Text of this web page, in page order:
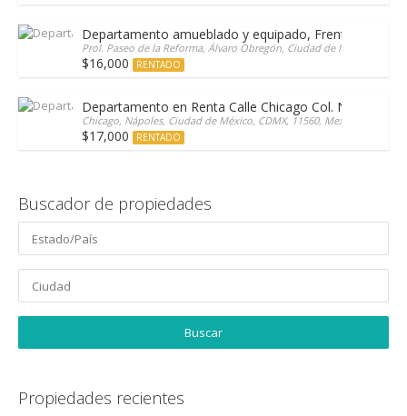
Departamento amueblado y equipado, Frente a Patio
Prol. Paseo de la Reforma, Álvaro Obregón, Ciudad de México, Santa
$16,000 RENTADO
Departamento en Renta Calle Chicago Col. Nápoles
Chicago, Nápoles, Ciudad de México, CDMX, 11560, Mexico
$17,000 RENTADO
Buscador de propiedades
Propiedades recientes